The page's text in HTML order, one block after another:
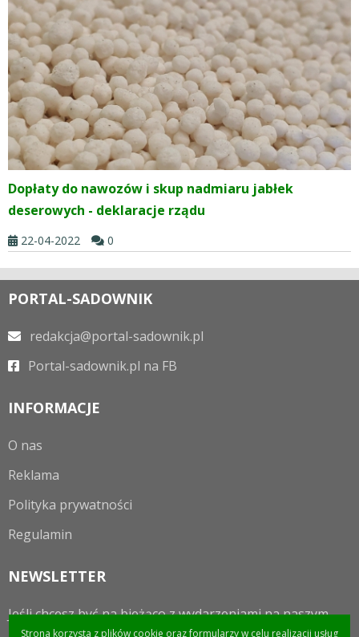
Dopłaty do nawozów i skup nadmiaru jabłek
deserowych - deklaracje rządu
22-04-2022 0
PORTAL-SADOWNIK
redakcja@portal-sadownik.pl
Portal-sadownik.pl na FB
INFORMACJE
O nas
Reklama
Polityka prywatności
Regulamin
NEWSLETTER
Jeśli chcesz być na bieżąco z wydarzeniami na naszym
Strona korzysta z plików cookie oraz formularzy w celu realizacji usług